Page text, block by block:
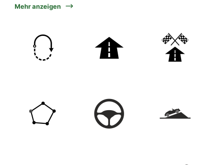
Mehr anzeigen